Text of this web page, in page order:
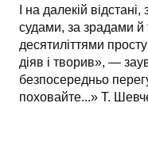
І на далекій
судами, за зрадами
десятиліттями
діяв і творив», —
безпосередньо
поховайте...» Т.